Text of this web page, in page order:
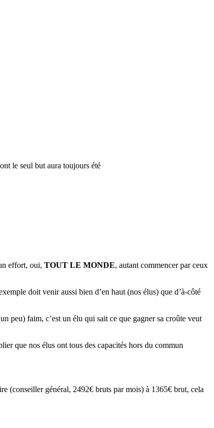
le seul but aura toujours été
effort, oui, TOUT LE MONDE, autant commencer par ceux
doit venir aussi bien d’en haut (nos élus) que d’à-côté
peu) faim, c’est un élu qui sait ce que gagner sa croûte veut
que nos élus ont tous des capacités hors du commun
(conseiller général, 2492€ bruts par mois) à 1365€ brut, cela